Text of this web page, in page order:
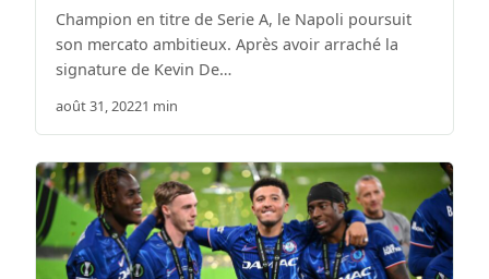
Champion en titre de Serie A, le Napoli poursuit
son mercato ambitieux. Après avoir arraché la
signature de Kevin De…
août 31, 20221 min